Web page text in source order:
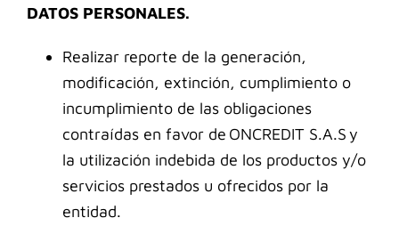
DATOS PERSONALES.
Realizar reporte de la generación,
modificación, extinción, cumplimiento o
incumplimiento de las obligaciones
contraídas en favor de ONCREDIT S.A.S y
la utilización indebida de los productos y/o
servicios prestados u ofrecidos por la
entidad.